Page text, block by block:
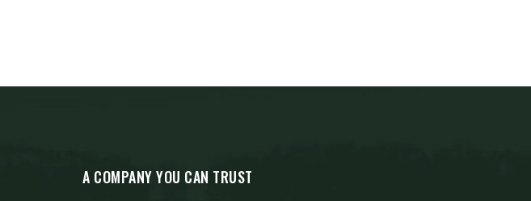
A COMPANY YOU CAN TRUST